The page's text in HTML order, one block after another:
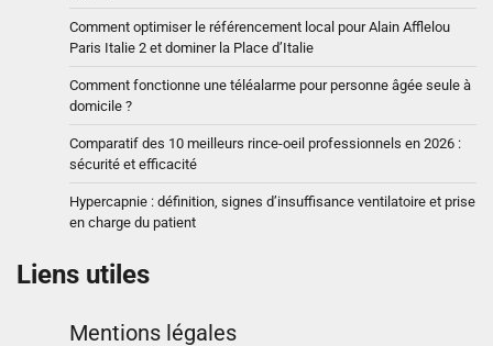
Comment optimiser le référencement local pour Alain Afflelou
Paris Italie 2 et dominer la Place d’Italie
Comment fonctionne une téléalarme pour personne âgée seule à
domicile ?
Comparatif des 10 meilleurs rince-oeil professionnels en 2026 :
sécurité et efficacité
Hypercapnie : définition, signes d’insuffisance ventilatoire et prise
en charge du patient
Liens utiles
Mentions légales